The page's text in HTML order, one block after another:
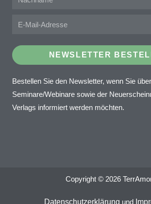
NEWSLETTER
Bestellen Sie den Newsletter, wenn Sie
Seminare/Webinare sowie der
Verlags informiert werden möchten.
Copyright © 2026
Datenschutzerklärung und